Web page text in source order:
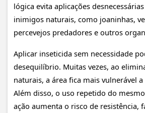
lógica evita aplicações
inimigos naturais, como joaninhas,
percevejos predadores e outros
Aplicar inseticida sem necessidade
desequilíbrio. Muitas vezes, ao
naturais, a área fica mais vulnerável
Além disso, o uso repetido do
ação aumenta o risco de resistência,